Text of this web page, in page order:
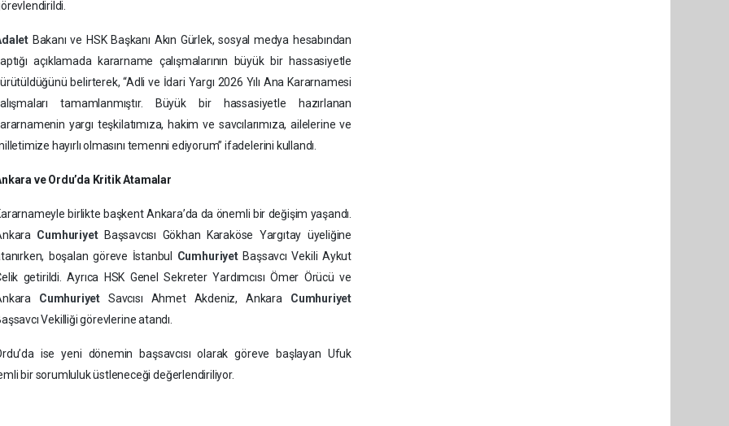
Bakanı ve HSK Başkanı Akın Gürlek, sosyal medya hesabından
açıklamada kararname çalışmalarının büyük bir hassasiyetle
belirterek, “Adli ve İdari Yargı 2026 Yılı Ana Kararnamesi
tamamlanmıştır. Büyük bir hassasiyetle hazırlanan
yargı teşkilatımıza, hakim ve savcılarımıza, ailelerine ve
hayırlı olmasını temenni ediyorum” ifadelerini kullandı.
ve Ordu’da Kritik Atamalar
birlikte başkent Ankara’da da önemli bir değişim yaşandı.
Cumhuriyet Başsavcısı Gökhan Karaköse Yargıtay üyeliğine
boşalan göreve İstanbul Cumhuriyet Başsavcı Vekili Aykut
getirildi. Ayrıca HSK Genel Sekreter Yardımcısı Ömer Örücü ve
Cumhuriyet Savcısı Ahmet Akdeniz, Ankara Cumhuriyet
Vekilliği görevlerine atandı.
ise yeni dönemin başsavcısı olarak göreve başlayan Ufuk
bir sorumluluk üstleneceği değerlendiriliyor.